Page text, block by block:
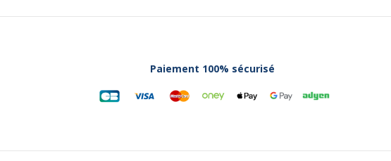
Paiement 100% sécurisé